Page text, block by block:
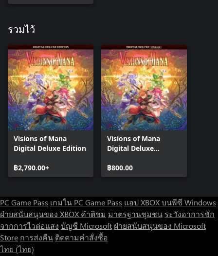
รวมไว้
Visions of Mana
Digital Deluxe Edition
฿2,790.00+
Visions of Mana
Digital Deluxe
฿800.00
PC Game Pass เกมใน PC Game Pass แอป XBOX บนพีซี Windows
ฝ่ายสนับสนุนของ XBOX คำติชม มาตรฐานชุมชน ระวังอาการชัก
จากการไวต่อแสง บัญชี Microsoft ฝ่ายสนับสนุนของ Microsoft
Store การส่งคืน ติดตามคำสั่งซื้อ
ไทย (ไทย)